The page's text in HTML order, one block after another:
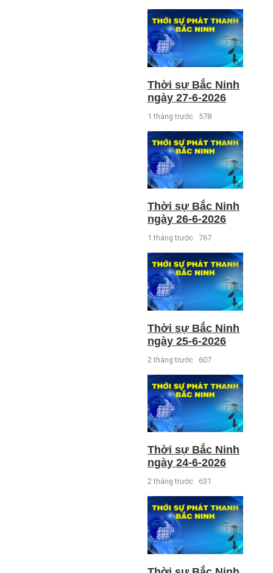
Thời sự Bắc Ninh
ngày 27-6-2026
1 tháng trước 578
Thời sự Bắc Ninh
ngày 26-6-2026
1 tháng trước 767
Thời sự Bắc Ninh
ngày 25-6-2026
2 tháng trước 607
Thời sự Bắc Ninh
ngày 24-6-2026
2 tháng trước 631